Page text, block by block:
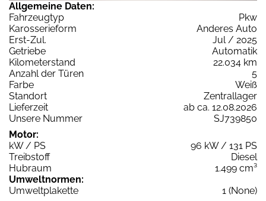
Allgemeine Daten:
Fahrzeugtyp
Pkw
Karosserieform
Anderes Auto
Erst-Zul.
Jul / 2025
Getriebe
Automatik
Kilometerstand
22.034 km
Anzahl der Türen
5
Farbe
Weiß
Standort
Zentrallager
Lieferzeit
ab ca. 12.08.2026
Unsere Nummer
SJ739850
Motor:
kW / PS
96 kW / 131 PS
Treibstoff
Diesel
Hubraum
1.499 cm³
Umweltnormen:
Umweltplakette
1 (None)